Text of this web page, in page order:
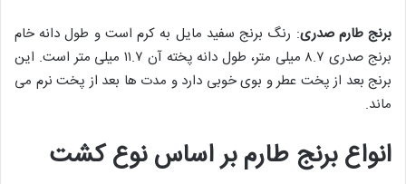
برنج طارم صدری: رنگ برنج سفید مایل به کرم است و طول دانه خام
برنج صدری ۸.۷ میلی متر، طول دانه پخته آن ۱۱.۷ میلی متر است. این
برنج بعد از پخت عطر و بوی خوبی دارد و مدت ها بعد از پخت نرم می
ماند.
انواع برنج طارم بر اساس نوع کشت